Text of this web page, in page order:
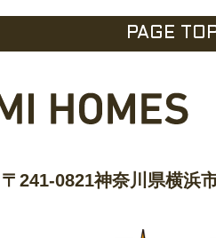
PAGE
〒241-0821神奈川県横浜